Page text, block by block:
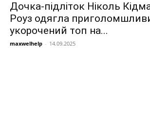
Дочка-підліток Ніколь
Роуз одягла
укорочений топ на...
maxwelhelp - 14.09.2025